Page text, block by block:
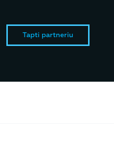
Tapti partneriu